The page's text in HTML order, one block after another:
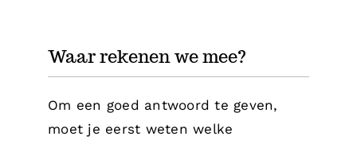
Waar rekenen we mee?
Om een goed antwoord te geven,
moet je eerst weten welke